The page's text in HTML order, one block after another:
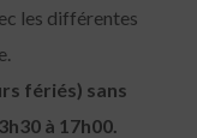
les différentes
fériés) sans
à 17h00.